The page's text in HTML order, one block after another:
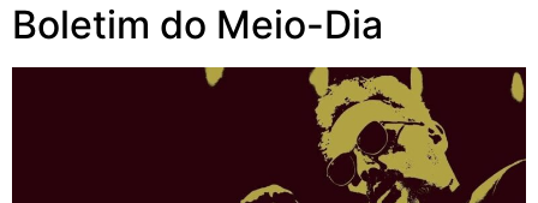
Boletim do Meio-Dia